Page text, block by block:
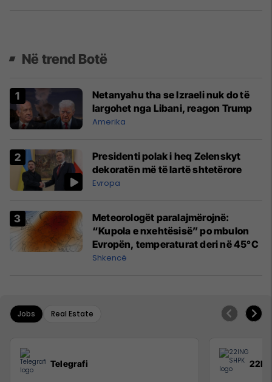
Në trend Botë
Netanyahu tha se Izraeli nuk do të
largohet nga Libani, reagon Trump
Amerika
Presidenti polak i heq Zelenskyt
dekoratën më të lartë shtetërore
Evropa
Meteorologët paralajmërojnë:
“Kupola e nxehtësisë” po mbulon
Evropën, temperaturat deri në 45°C
Shkencë
Jobs Real Estate
Telegrafi